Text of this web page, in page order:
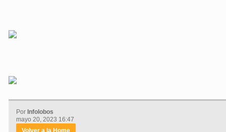
Por Infolobos
mayo 20, 2023 16:47
Volver a la Home